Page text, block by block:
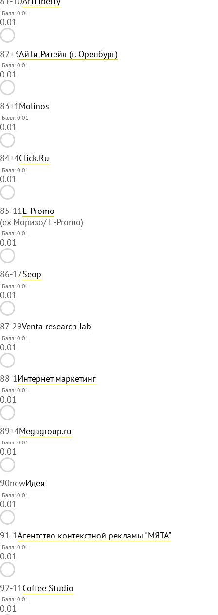
Балл: 0.01
0.01
82+3АйТи Ритейл (г. Оренбург)
Балл: 0.01
0.01
83+1Molinos
Балл: 0.01
0.01
84+4Click.Ru
Балл: 0.01
0.01
85-11 E-Promo
(ex Моризо/ E-Promo)
Балл: 0.01
0.01
86-17Seop
Балл: 0.01
0.01
87-29Venta research lab
Балл: 0.01
0.01
88-1Интернет маркетинг
Балл: 0.01
0.01
89+4Megagroup.ru
Балл: 0.01
0.01
90newИдея
Балл: 0.01
0.01
91-1Агентство контекстной рекламы "МЯТА"
Балл: 0.01
0.01
92-11 Coffee Studio
Балл: 0.01
0.01